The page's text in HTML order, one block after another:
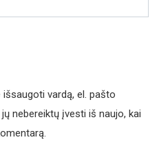
vardą, el. pašto
nebereiktų įvesti iš naujo, kai